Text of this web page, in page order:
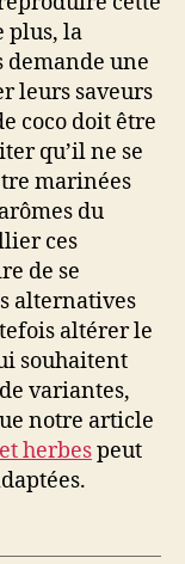
plus, la
une
leurs saveurs
coco doit être
qu’il ne se
marinées
du
ces
de se
alternatives
altérer le
souhaitent
variantes,
notre article
herbespeut